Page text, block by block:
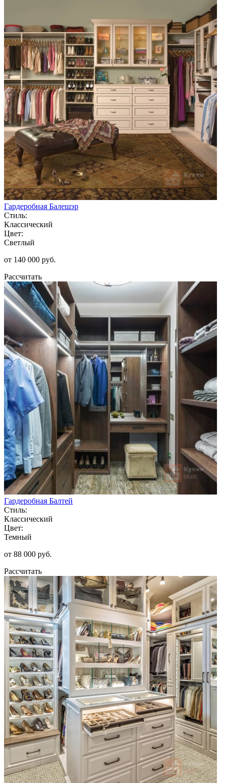
Гардеробная Балешэр
Стиль:
Классический
Цвет:
Светлый
от 140 000 руб.
Рассчитать
Гардеробная Балтей
Стиль:
Классический
Цвет:
Темный
от 88 000 руб.
Рассчитать